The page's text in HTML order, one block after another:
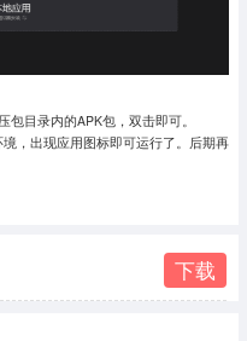
目录内的APK包，双击即可。
，出现应用图标即可运行了。 后期再
下载